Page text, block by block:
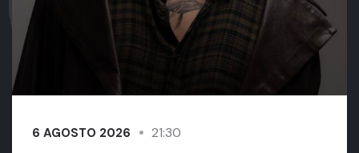
6 AGOSTO 2026 21:30